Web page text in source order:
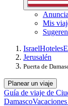
Mis
IsraelHoteles
Jerusalén
Puerta de
Planear un viaje
Guía de viaje de
Damasco